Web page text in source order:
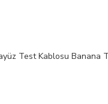
Test Kablosu Banana